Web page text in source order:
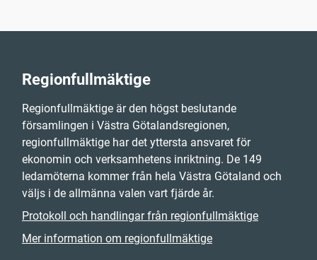
Regionfullmäktige
Regionfullmäktige är den högst beslutande
församlingen i Västra Götalandsregionen,
regionfullmäktige har det yttersta ansvaret för
ekonomin och verksamhetens inriktning. De 149
ledamöterna kommer från hela Västra Götaland och
väljs i de allmänna valen vart fjärde år.
Protokoll och handlingar från regionfullmäktige
Mer information om regionfullmäktige